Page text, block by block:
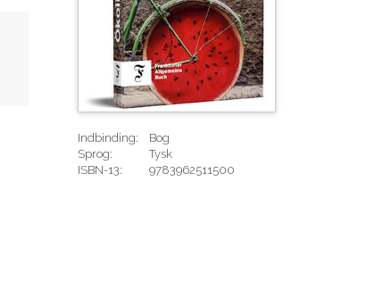
Indbinding:
Bog
Sprog:
Tysk
ISBN-13:
9783962511500